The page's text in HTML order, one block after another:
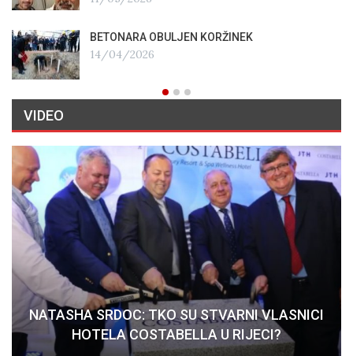
BETONARA OBULJEN KORŽINEK
14/04/2026
VIDEO
NATASHA SRDOC: TKO SU STVARNI VLASNICI
HOTELA COSTABELLA U RIJECI?